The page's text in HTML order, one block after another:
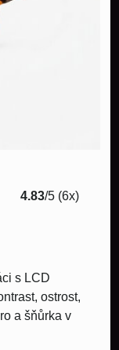
4.83/5 (6x)
s LCD
ostrost,
a šňůrka v